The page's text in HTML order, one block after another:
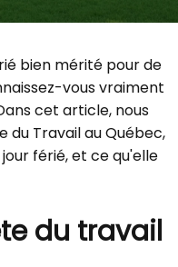
bien mérité pour de
vous vraiment
cet article, nous
du Travail au Québec,
férié, et ce qu'elle
du travail